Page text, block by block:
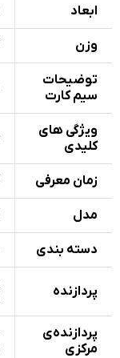
ابعاد
وزن
توضیحات
سیم کارت
ویژگی های
کلیدی
زمان معرفی
مدل
دسته بندی
پردازنده
پردازنده‌ی
مرکزی